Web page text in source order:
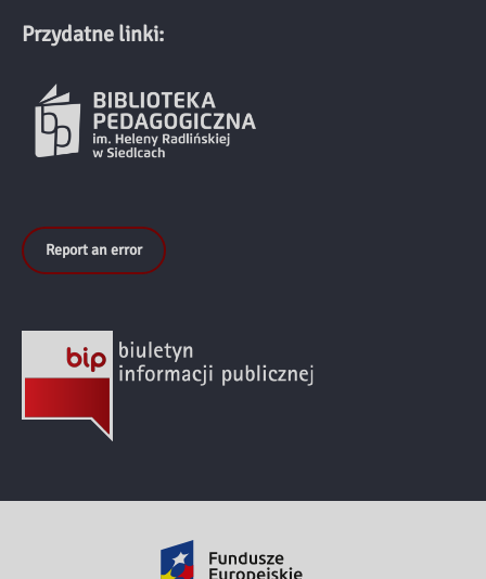
Przydatne linki:
Report an error